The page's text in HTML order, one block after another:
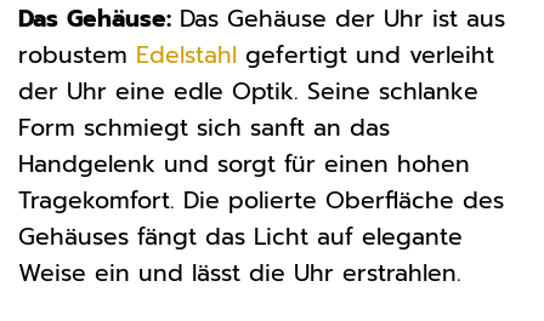
Das Gehäuse: Das Gehäuse der Uhr ist aus
robustem Edelstahl gefertigt und verleiht
der Uhr eine edle Optik. Seine schlanke
Form schmiegt sich sanft an das
Handgelenk und sorgt für einen hohen
Tragekomfort. Die polierte Oberfläche des
Gehäuses fängt das Licht auf elegante
Weise ein und lässt die Uhr erstrahlen.